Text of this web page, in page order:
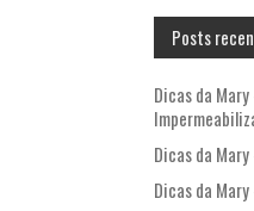
Posts
Dicas da
Dicas da
Dicas da